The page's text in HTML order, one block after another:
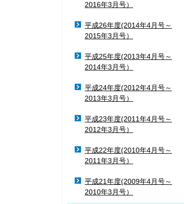
2016年3月号）
平成26年度(2014年4月号～
2015年3月号）
平成25年度(2013年4月号～
2014年3月号）
平成24年度(2012年4月号～
2013年3月号）
平成23年度(2011年4月号～
2012年3月号）
平成22年度(2010年4月号～
2011年3月号）
平成21年度(2009年4月号～
2010年3月号）